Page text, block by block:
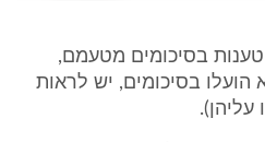
בסיכומים מטעמם,
הועלו בסיכומים, יש לראות